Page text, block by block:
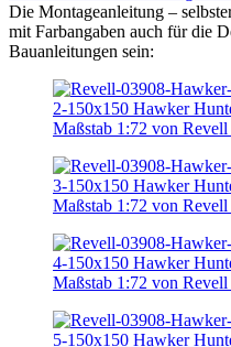
Die Montageanleitung –
mit Farbangaben auch für die
Bauanleitungen sein: